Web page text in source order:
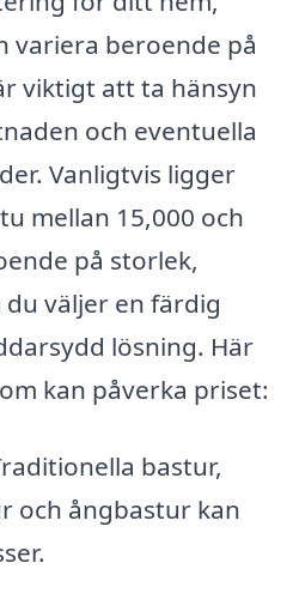
variera beroende på
viktigt att ta hänsyn
och eventuella
Vanligtvis ligger
mellan 15,000 och
på storlek,
väljer en färdig
lösning. Här
kan påverka priset:
bastur,
och ångbastur kan